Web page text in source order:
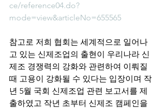
ce/reference04.do?
mode=view&articleNo=655565
참고로 저희 협회는 세계적으로 일어나
고 있는 신제조업의 출현이 우리나라 신
제조 경쟁력의 강화와 관련하여 이뤄질
때 고용이 강화될 수 있다는 입장이며 작
년 5월 국회 신제조업 관련 보고서를 제
출하였고 작년 초부터 신제조 캠페인을